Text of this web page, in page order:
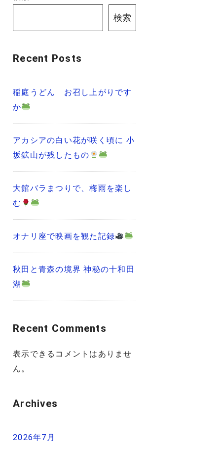
検索
Recent Posts
稲庭うどん お召し上がりです
か
アカシアの白い花が咲く頃に 小
坂鉱山が残したもの
大館バラまつりで、梅雨を楽し
む
オナリ座で映画を観た記録
秋田と青森の境界 神秘の十和田
湖
Recent Comments
表示できるコメントはありませ
ん。
Archives
2026年7月